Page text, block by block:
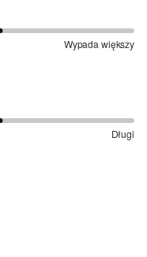
Wypada większy
Długi